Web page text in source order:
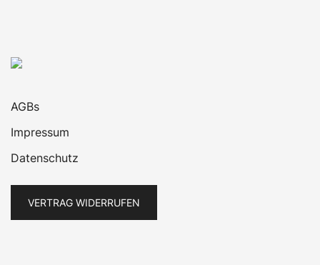
AGBs
Impressum
Datenschutz
VERTRAG WIDERRUFEN